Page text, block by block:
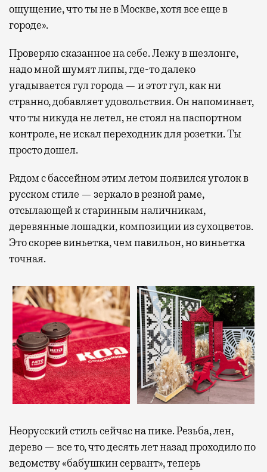
ощущение, что ты не в Москве, хотя все еще в
городе».
Проверяю сказанное на себе. Лежу в шезлонге,
надо мной шумят липы, где-то далеко
угадывается гул города — и этот гул, как ни
странно, добавляет удовольствия. Он напоминает,
что ты никуда не летел, не стоял на паспортном
контроле, не искал переходник для розетки. Ты
просто дошел.
Рядом с бассейном этим летом появился уголок в
русском стиле — зеркало в резной раме,
отсылающей к старинным наличникам,
деревянные лошадки, композиции из сухоцветов.
Это скорее виньетка, чем павильон, но виньетка
точная.
Неорусский стиль сейчас на пике. Резьба, лен,
дерево — все то, что десять лет назад проходило по
ведомству «бабушкин сервант», теперь